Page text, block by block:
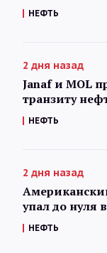
НЕФТЬ
2 дня назад
Janaf и MOL
транзиту
НЕФТЬ
2 дня назад
упал до нуля
НЕФТЬ